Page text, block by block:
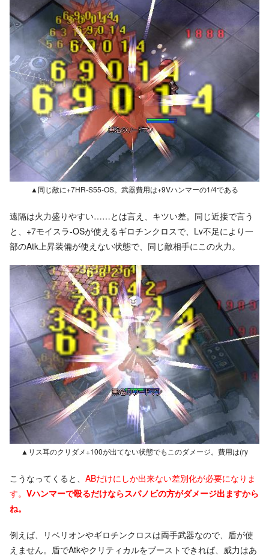
▲同じ敵に+7HR-S55-OS。武器費用は+9Vハンマーの1/4である
遠隔は火力盛りやすい……とは言え、キツい差。同じ近接で言う
と、+7モイスラ-OSが使えるギロチンクロスで、Lv不足により一
部のAtk上昇装備が使えない状態で、同じ敵相手にこの火力。
▲リス耳のクリダメ+100が出てない状態でもこのダメージ。費用は(ry
こうなってくると、 ABだけにしか出来ない差別化が必要になりま
す。 Vハンマーで殴るだけならスパノビの方がダメージ出ますから
ね。
例えば、リベリオンやギロチンクロスは両手武器なので、盾が使
えません。盾でAtkやクリティカルをブーストできれば、威力はあ